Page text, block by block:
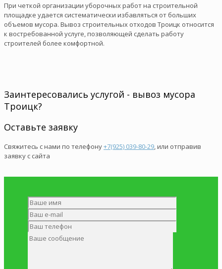
При четкой организации уборочных работ на строительной
площадке удается систематически избавляться от больших
объемов мусора. Вывоз строительных отходов Троицк относится
к востребованной услуге, позволяющей сделать работу
строителей более комфортной.
Заинтересовались услугой - вывоз мусора
Троицк?
Оставьте заявку
Свяжитесь с нами по телефону+7(925) 039-80-29, или отправив
заявку с сайта